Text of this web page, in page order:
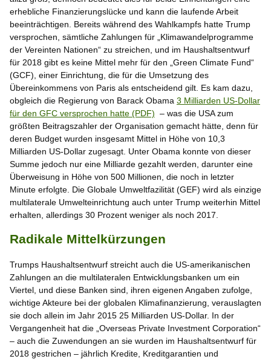
erhebliche Finanzierungslücke und kann die laufende Arbeit
beeinträchtigen. Bereits während des Wahlkampfs hatte Trump
versprochen, sämtliche Zahlungen für „Klimawandelprogramme
der Vereinten Nationen“ zu streichen, und im Haushaltsentwurf
für 2018 gibt es keine Mittel mehr für den „Green Climate Fund“
(GCF), einer Einrichtung, die für die Umsetzung des
Übereinkommens von Paris als entscheidend gilt. Es kam dazu,
obgleich die Regierung von Barack Obama 3 Milliarden US-Dollar
für den GFC versprochen hatte (PDF) – was die USA zum
größten Beitragszahler der Organisation gemacht hätte, denn für
deren Budget wurden insgesamt Mittel in Höhe von 10,3
Milliarden US-Dollar zugesagt. Unter Obama konnte von dieser
Summe jedoch nur eine Milliarde gezahlt werden, darunter eine
Überweisung in Höhe von 500 Millionen, die noch in letzter
Minute erfolgte. Die Globale Umweltfazilität (GEF) wird als einzige
multilaterale Umwelteinrichtung auch unter Trump weiterhin Mittel
erhalten, allerdings 30 Prozent weniger als noch 2017.
Radikale Mittelkürzungen
Trumps Haushaltsentwurf streicht auch die US-amerikanischen
Zahlungen an die multilateralen Entwicklungsbanken um ein
Viertel, und diese Banken sind, ihren eigenen Angaben zufolge,
wichtige Akteure bei der globalen Klimafinanzierung, verauslagten
sie doch allein im Jahr 2015 25 Milliarden US-Dollar. In der
Vergangenheit hat die „Overseas Private Investment Corporation“
– auch die Zuwendungen an sie wurden im Haushaltsentwurf für
2018 gestrichen – jährlich Kredite, Kreditgarantien und